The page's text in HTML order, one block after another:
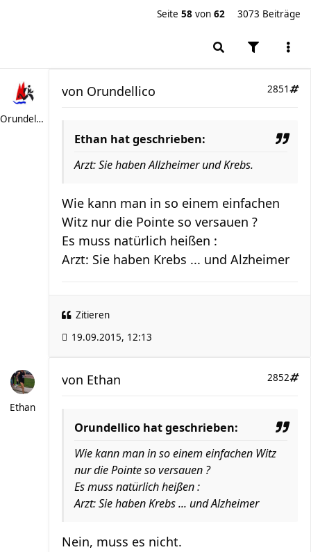
Seite 58 von 62 3073 Beiträge
Orundellico
2851
von Orundellico
Ethan hat geschrieben:
Arzt: Sie haben Allzheimer und Krebs.
Wie kann man in so einem einfachen
Witz nur die Pointe so versauen ?
Es muss natürlich heißen :
Arzt: Sie haben Krebs ... und Alzheimer
Zitieren
19.09.2015, 12:13
Ethan
2852
von Ethan
Orundellico hat geschrieben:
Wie kann man in so einem einfachen Witz
nur die Pointe so versauen ?
Es muss natürlich heißen :
Arzt: Sie haben Krebs ... und Alzheimer
Nein, muss es nicht.